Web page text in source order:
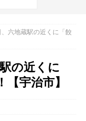
六地蔵駅の近くに「餃
の近くに
【宇治市】